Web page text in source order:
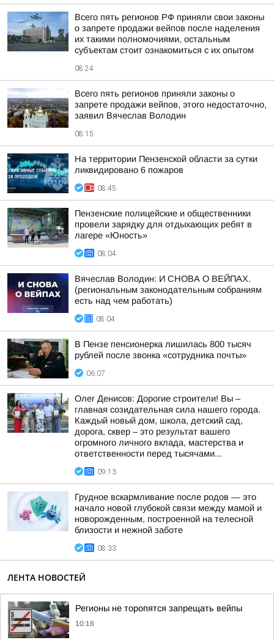
Всего пять регионов РФ приняли свои законы
о запрете продажи вейпов после наделения
их такими полномочиями, остальным
субъектам стоит ознакомиться с их опытом
08:24
Всего пять регионов приняли законы о
запрете продажи вейпов, этого недостаточно,
заявил Вячеслав Володин
08:15
На территории Пензенской области за сутки
ликвидировано 6 пожаров
08:45
Пензенские полицейские и общественники
провели зарядку для отдыхающих ребят в
лагере «Юность»
08:04
Вячеслав Володин: И СНОВА О ВЕЙПАХ.
(региональным законодательным собраниям
есть над чем работать)
08:04
В Пензе пенсионерка лишилась 800 тысяч
рублей после звонка «сотрудника почты»
06:07
Олег Денисов: Дорогие строители! Вы –
главная созидательная сила нашего города.
Каждый новый дом, школа, детский сад,
дорога, сквер – это результат вашего
огромного личного вклада, мастерства и
ответственности перед тысячами...
09:13
Грудное вскармливание после родов — это
начало новой глубокой связи между мамой и
новорожденным, построенной на телесной
близости и нежной заботе
08:33
ЛЕНТА НОВОСТЕЙ
Регионы не торопятся запрещать вейпы
10:16